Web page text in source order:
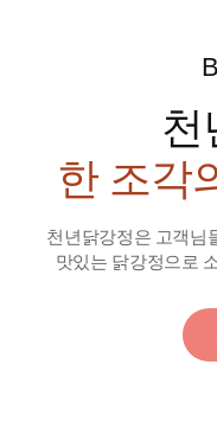
천
한 조각
천년닭강정은 고객님
맛있는 닭강정으로